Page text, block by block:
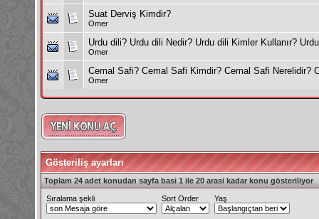
Suat Derviş Kimdir?
Omer
Urdu dili? Urdu dili Nedir? Urdu dili Kimler Kullanır?
Omer
Cemal Safi? Cemal Safi Kimdir? Cemal Safi Nerelidir?
Omer
Gösteriliş ayarları
Toplam 24 adet konudan sayfa basi 1 ile 20 arasi kadar konu gösteriliyor
Sıralama şekli Sort Order Yaş